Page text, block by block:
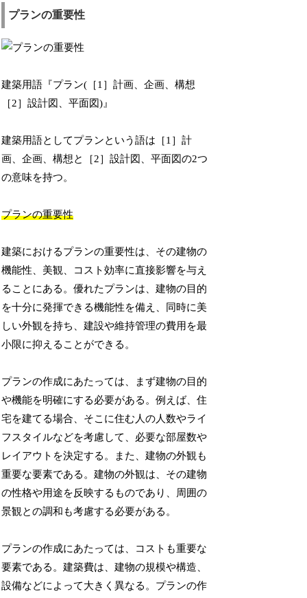
プランの重要性
建築用語『プラン(［1］計画、企画、構想
［2］設計図、平面図)』
建築用語としてプランという語は［1］計
画、企画、構想と［2］設計図、平面図の2つ
の意味を持つ。
プランの重要性
建築におけるプランの重要性は、その建物の
機能性、美観、コスト効率に直接影響を与え
ることにある。優れたプランは、建物の目的
を十分に発揮できる機能性を備え、同時に美
しい外観を持ち、建設や維持管理の費用を最
小限に抑えることができる。
プランの作成にあたっては、まず建物の目的
や機能を明確にする必要がある。例えば、住
宅を建てる場合、そこに住む人の人数やライ
フスタイルなどを考慮して、必要な部屋数や
レイアウトを決定する。また、建物の外観も
重要な要素である。建物の外観は、その建物
の性格や用途を反映するものであり、周囲の
景観との調和も考慮する必要がある。
プランの作成にあたっては、コストも重要な
要素である。建築費は、建物の規模や構造、
設備などによって大きく異なる。プランの作